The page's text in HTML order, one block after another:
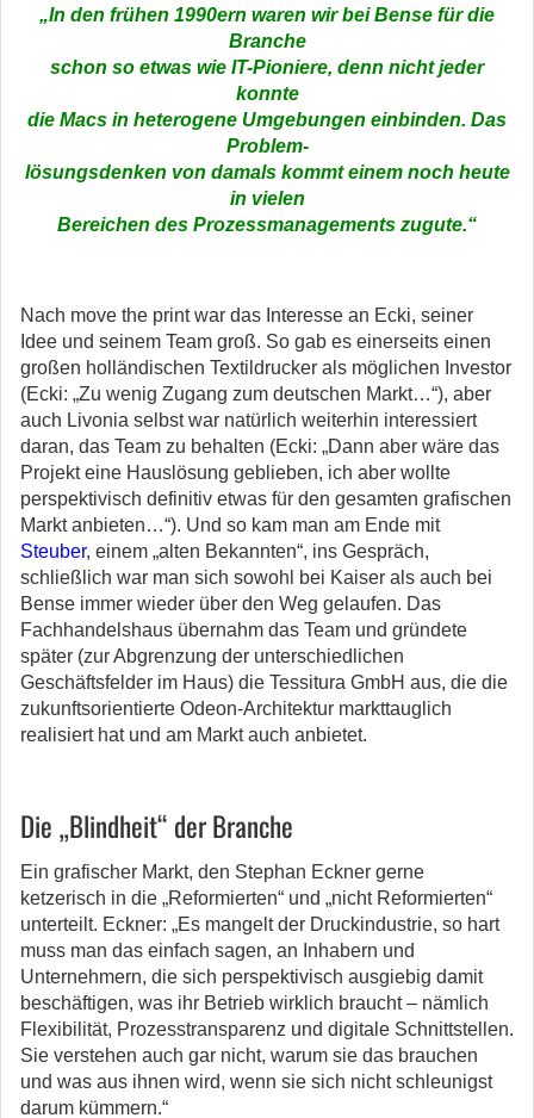
„In den frühen 1990ern waren wir bei Bense für die
Branche
schon so etwas wie IT-Pioniere, denn nicht jeder
konnte
die Macs in heterogene Umgebungen einbinden. Das
Problem-
lösungsdenken von damals kommt einem noch heute
in vielen
Bereichen des Prozessmanagements zugute.“
Nach move the print war das Interesse an Ecki, seiner
Idee und seinem Team groß. So gab es einerseits einen
großen holländischen Textildrucker als möglichen Investor
(Ecki: „Zu wenig Zugang zum deutschen Markt…“), aber
auch Livonia selbst war natürlich weiterhin interessiert
daran, das Team zu behalten (Ecki: „Dann aber wäre das
Projekt eine Hauslösung geblieben, ich aber wollte
perspektivisch definitiv etwas für den gesamten grafischen
Markt anbieten…“). Und so kam man am Ende mit
Steuber, einem „alten Bekannten“, ins Gespräch,
schließlich war man sich sowohl bei Kaiser als auch bei
Bense immer wieder über den Weg gelaufen. Das
Fachhandelshaus übernahm das Team und gründete
später (zur Abgrenzung der unterschiedlichen
Geschäftsfelder im Haus) die Tessitura GmbH aus, die die
zukunftsorientierte Odeon-Architektur markttauglich
realisiert hat und am Markt auch anbietet.
Die „Blindheit“ der Branche
Ein grafischer Markt, den Stephan Eckner gerne
ketzerisch in die „Reformierten“ und „nicht Reformierten“
unterteilt. Eckner: „Es mangelt der Druckindustrie, so hart
muss man das einfach sagen, an Inhabern und
Unternehmern, die sich perspektivisch ausgiebig damit
beschäftigen, was ihr Betrieb wirklich braucht – nämlich
Flexibilität, Prozesstransparenz und digitale Schnittstellen.
Sie verstehen auch gar nicht, warum sie das brauchen
und was aus ihnen wird, wenn sie sich nicht schleunigst
darum kümmern.“